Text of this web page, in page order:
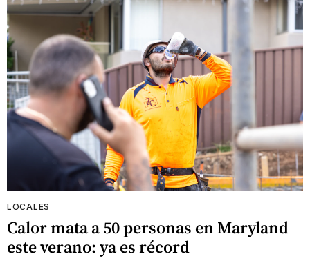
LOCALES
Calor mata a 50 personas en Maryland
este verano: ya es récord